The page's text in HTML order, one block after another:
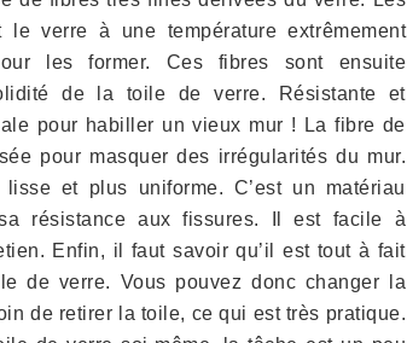
verre à une température extrêmement
les former. Ces fibres sont ensuite
de la toile de verre. Résistante et
pour habiller un vieux mur ! La fibre de
pour masquer des irrégularités du mur.
et plus uniforme. C’est un matériau
résistance aux fissures. Il est facile à
Enfin, il faut savoir qu’il est tout à fait
de verre. Vous pouvez donc changer la
de retirer la toile, ce qui est très pratique.